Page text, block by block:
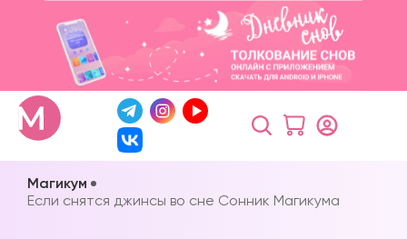
Магикум
Если снятся джинсы во сне Сонник Магикума